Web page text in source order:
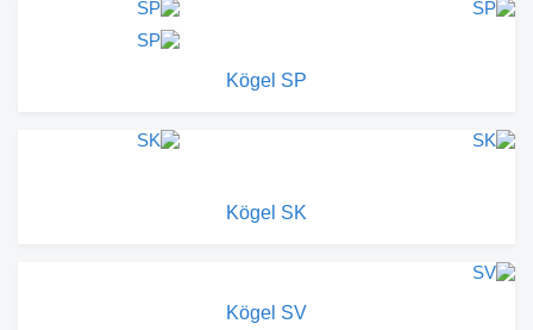
Kögel SP
Kögel SK
Kögel SV